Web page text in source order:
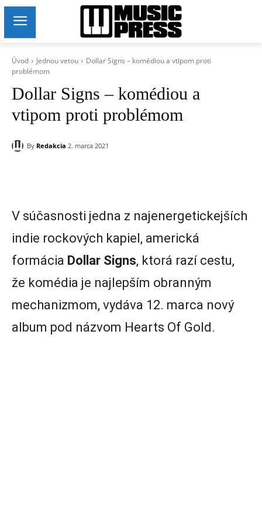
Úvod Jednou vetou
Dollar Signs – komédiou a vtipom proti
problémom
Dollar Signs – komédiou a
vtipom proti problémom
By Redakcia 2. marca 2021
V súčasnosti jedna z najenergetickejších
indie rockových kapiel, americká
formácia Dollar Signs, ktorá razí cestu,
že komédia je najlepším obranným
mechanizmom, vydáva 12. marca nový
album pod názvom Hearts Of Gold.